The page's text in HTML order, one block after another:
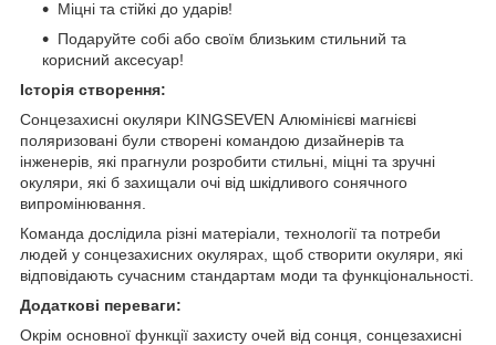
Міцні та стійкі до ударів!
Подаруйте собі або своїм близьким стильний та
корисний аксесуар!
Історія створення:
Сонцезахисні окуляри KINGSEVEN Алюмінієві магнієві
поляризовані були створені командою дизайнерів та
інженерів, які прагнули розробити стильні, міцні та зручні
окуляри, які б захищали очі від шкідливого сонячного
випромінювання.
Команда дослідила різні матеріали, технології та потреби
людей у ​​сонцезахисних окулярах, щоб створити окуляри, які
відповідають сучасним стандартам моди та функціональності.
Додаткові переваги:
Окрім основної функції захисту очей від сонця, сонцезахисні